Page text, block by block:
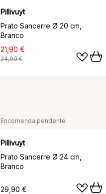
Pillivuyt
Prato Sancerre Ø 20 cm,
Branco
21,90 €
24,90 €
Encomenda pendente
Pillivuyt
Prato Sancerre Ø 24 cm,
Branco
29,90 €